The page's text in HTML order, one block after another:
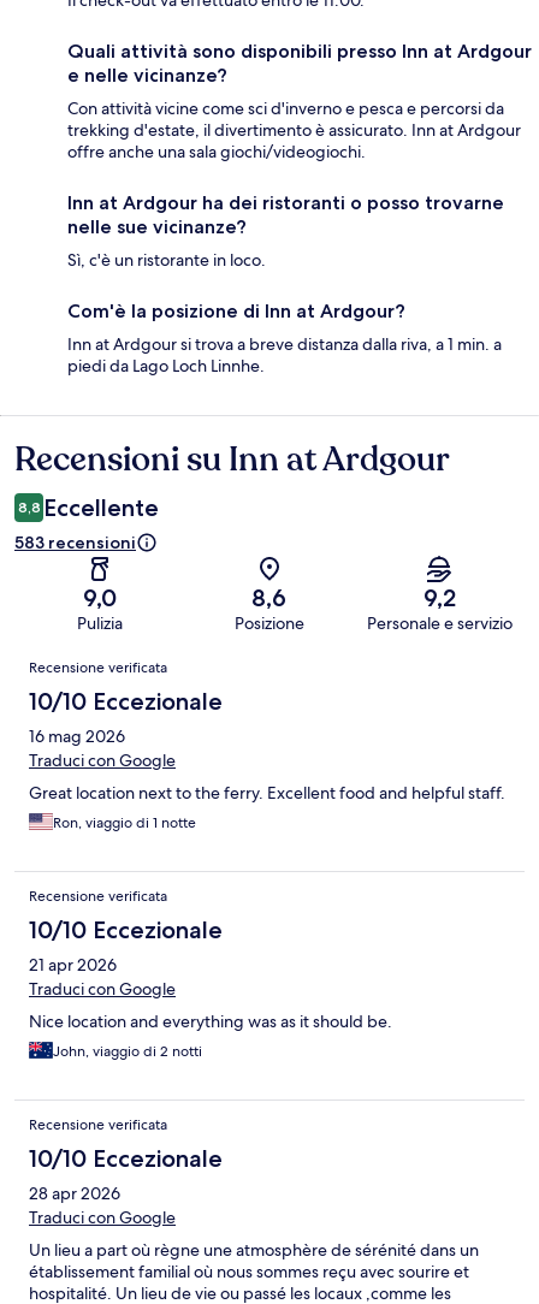
Quali attività sono disponibili presso Inn at Ardgour
e nelle vicinanze?
Con attività vicine come sci d'inverno e pesca e percorsi da
trekking d'estate, il divertimento è assicurato. Inn at Ardgour
offre anche una sala giochi/videogiochi.
Inn at Ardgour ha dei ristoranti o posso trovarne
nelle sue vicinanze?
Sì, c'è un ristorante in loco.
Com'è la posizione di Inn at Ardgour?
Inn at Ardgour si trova a breve distanza dalla riva, a 1 min. a
piedi da Lago Loch Linnhe.
Recensioni
Recensioni su Inn at Ardgour
8,8 Eccellente
583 recensioni
9,0
Pulizia
8,6
Posizione
9,2
Personale e servizio
Recensioni
Recensione verificata
10/10 Eccezionale
16 mag 2026
Traduci con Google
Great location next to the ferry. Excellent food and helpful staff.
Ron, viaggio di 1 notte
Recensione verificata
10/10 Eccezionale
21 apr 2026
Traduci con Google
Nice location and everything was as it should be.
John, viaggio di 2 notti
Recensione verificata
10/10 Eccezionale
28 apr 2026
Traduci con Google
Un lieu a part où règne une atmosphère de sérénité dans un
établissement familial où nous sommes reçu avec sourire et
hospitalité. Un lieu de vie ou passé les locaux ,comme les